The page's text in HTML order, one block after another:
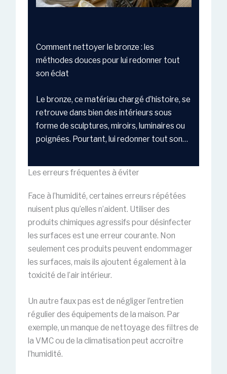
Comment nettoyer le bronze : les
méthodes douces pour lui redonner tout
son éclat
Le bronze, ce matériau chargé d’histoire, se
retrouve dans bien des intérieurs sous
forme de sculptures, miroirs, luminaires ou
poignées. Pourtant, lui redonner tout son…
Les erreurs fréquentes à éviter
Face à l’humidité, certaines erreurs répétées
nuisent plus qu’elles n’aident. Utiliser des
produits chimiques agressifs pour désinfecter
les surfaces est une erreur courante. Non
seulement ces produits peuvent endommager
les surfaces, mais ils ajoutent également à la
toxicité de l’air intérieur.
Un autre faux pas est de négliger l’entretien
régulier des équipements de la maison. Par
exemple, un manque de nettoyage des filtres de
la VMC ou de la climatisation peut accroître
l’humidité.